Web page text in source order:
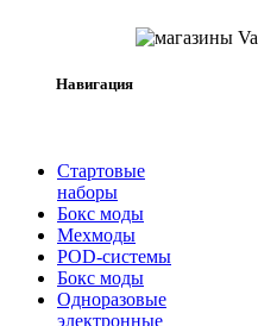
Навигация
Стартовые
наборы
Бокс моды
Мехмоды
POD-системы
Бокс моды
Одноразовые
электронные